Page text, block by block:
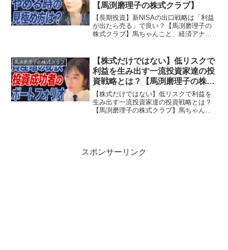
【馬渕磨理子の株式クラブ】
【長期投資】新NISAの出口戦略は「利益
が出たら売る」で良い？【馬渕磨理子の
株式クラブ】馬ちゃんこと、経済アナリ
ざいます😊本日は、新NISAのきれいな終
わり方についてお...
馬渕磨理子の株式クラブ
【株式だけではない】低リスクで
利益を生み出す一流投資家達の投
資戦略とは？【馬渕磨理子の株式
クラブ】
【株式だけではない】低リスクで利益を
生み出す一流投資家達の投資戦略とは？
【馬渕磨理子の株式クラブ】馬ちゃんこ
スポンサーリンク